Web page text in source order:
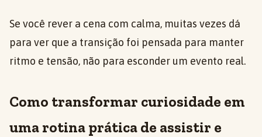
Se você rever a cena com calma, muitas vezes dá
para ver que a transição foi pensada para manter
ritmo e tensão, não para esconder um evento real.
Como transformar curiosidade em
uma rotina prática de assistir e